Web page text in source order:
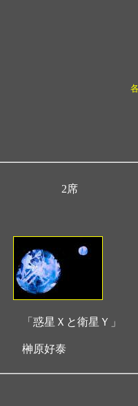
「惑星Ｘと衛星Ｙ」
榊原好泰
2席